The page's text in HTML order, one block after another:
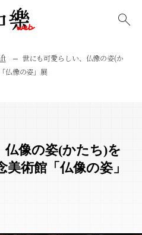
世にも可愛らしい、仏像の姿(か
仏像の姿」展
像の姿(かたち)を
術館「仏像の姿」